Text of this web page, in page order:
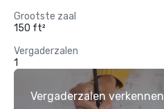
Grootste zaal
150 ft²
Vergaderzalen
1
Vergaderzalen verkennen